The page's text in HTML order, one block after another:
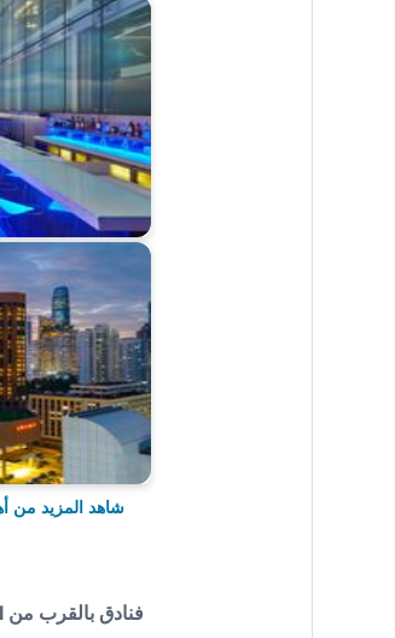
شاهد المزيد من
فنادق بالقرب من Bamboo Garden Hotel